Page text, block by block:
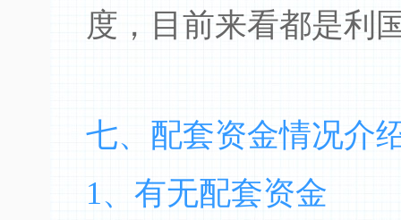
度，目前来看都是利
七、配套资金情况介
1、有无配套资金